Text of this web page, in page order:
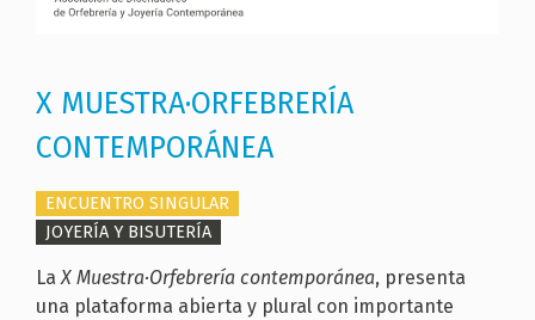
X MUESTRA·ORFEBRERÍA
CONTEMPORÁNEA
ENCUENTRO SINGULAR
JOYERÍA Y BISUTERÍA
LaX Muestra·Orfebrería contemporánea, presenta
una plataforma abierta y plural con importante